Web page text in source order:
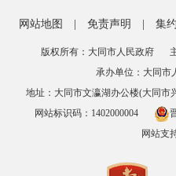
网站地图 免责声明 集
版权所有：大同市人民政府
承办单位：大同市
地址：大同市文瀛湖办公楼(大同市
网站标识码：1402000004
网站支